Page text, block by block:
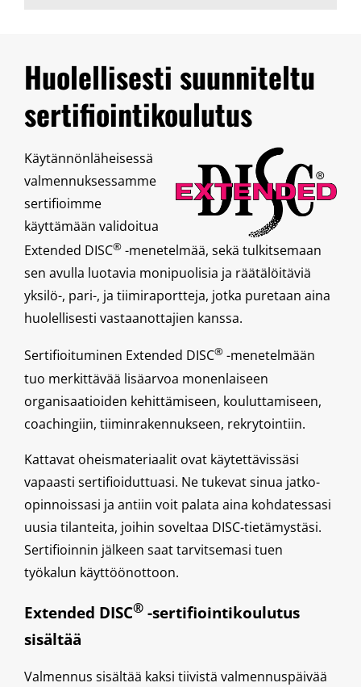
Huolellisesti suunniteltu
sertifiointikoulutus
Käytännönläheisessä
valmennuksessamme
sertifioimme
käyttämään validoitua
Extended DISC® -menetelmää, sekä tulkitsemaan
sen avulla luotavia monipuolisia ja räätälöitäviä
yksilö-, pari-, ja tiimiraportteja, jotka puretaan aina
huolellisesti vastaanottajien kanssa.
Sertifioituminen Extended DISC® -menetelmään
tuo merkittävää lisäarvoa monenlaiseen
organisaatioiden kehittämiseen, kouluttamiseen,
coachingiin, tiiminrakennukseen, rekrytointiin.
Kattavat oheismateriaalit ovat käytettävissäsi
vapaasti sertifioiduttuasi. Ne tukevat sinua jatko-
opinnoissasi ja antiin voit palata aina kohdatessasi
uusia tilanteita, joihin soveltaa DISC-tietämystäsi.
Sertifioinnin jälkeen saat tarvitsemasi tuen
työkalun käyttöönottoon.
Extended DISC® -sertifiointikoulutus
sisältää
Valmennus sisältää kaksi tiivistä valmennuspäivää